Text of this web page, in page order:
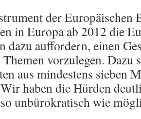
der Europäischen
in Europa ab 2012 die
dazu auffordern, einen
vorzulegen.
aus mindestens sieben
haben die Hürden
unbürokratisch wie